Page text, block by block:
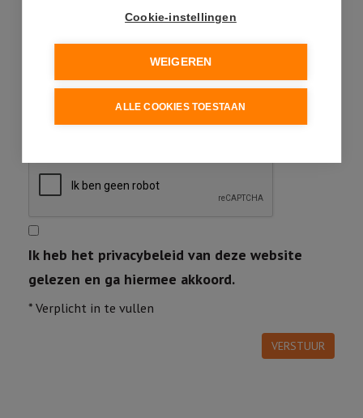
Ik heb het privacybeleid van deze website
gelezen en ga hiermee akkoord.
* Verplicht in te vullen
Cookie-instellingen
WEIGEREN
ALLE COOKIES TOESTAAN